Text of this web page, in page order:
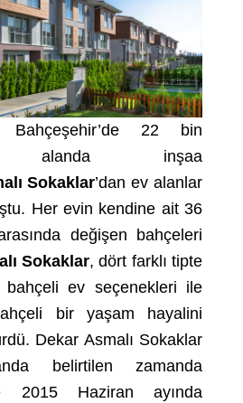
Bahçeşehir’de 22 bin
alanda inşaa
Sokaklar’dan ev alanlar
Her evin kendine ait 36
değişen bahçeleri
Sokaklar, dört farklı tipte
ev seçenekleri ile
bir yaşam hayalini
Dekar Asmalı Sokaklar
belirtilen zamanda
2015 Haziran ayında